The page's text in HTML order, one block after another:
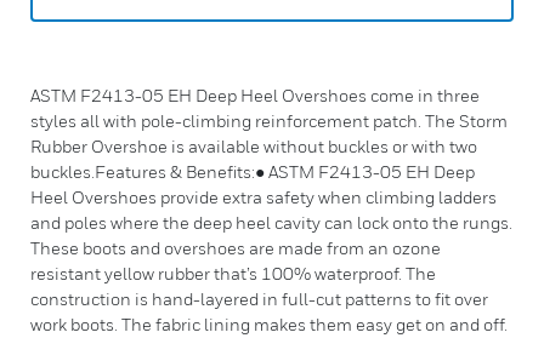
ASTM F2413-05 EH Deep Heel Overshoes come in three
styles all with pole-climbing reinforcement patch. The Storm
Rubber Overshoe is available without buckles or with two
buckles.Features & Benefits:● ASTM F2413-05 EH Deep
Heel Overshoes provide extra safety when climbing ladders
and poles where the deep heel cavity can lock onto the rungs.
These boots and overshoes are made from an ozone
resistant yellow rubber that’s 100% waterproof. The
construction is hand-layered in full-cut patterns to fit over
work boots. The fabric lining makes them easy get on and off.